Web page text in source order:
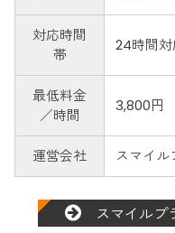
対応時間
帯
24時間
最低料金
／時間
3,800円
運営会社 スマイル
スマイルプ